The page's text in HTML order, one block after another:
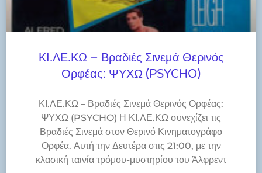
ΚΙ.ΛΕ.ΚΩ – Βραδιές Σινεμά Θερινός
Ορφέας: ΨΥΧΩ (PSYCHO)
ΚΙ.ΛΕ.ΚΩ – Βραδιές Σινεμά Θερινός Ορφέας:
ΨΥΧΩ (PSYCHO) Η ΚΙ.ΛΕ.ΚΩ συνεχίζει τις
Βραδιές Σινεμά στον Θερινό Κινηματογράφο
Ορφέα. Αυτή την Δευτέρα στις 21:00, με την
κλασική ταινία τρόμου-μυστηρίου του Άλφρεντ